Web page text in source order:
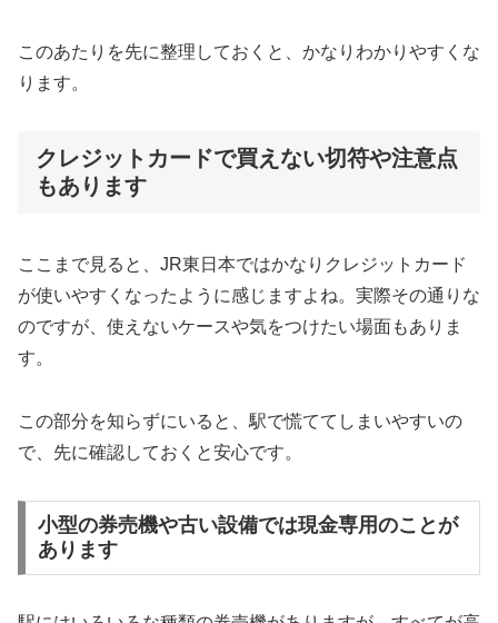
このあたりを先に整理しておくと、かなりわかりやすくな
ります。
クレジットカードで買えない切符や注意点
もあります
ここまで見ると、JR東日本ではかなりクレジットカード
が使いやすくなったように感じますよね。実際その通りな
のですが、使えないケースや気をつけたい場面もありま
す。
この部分を知らずにいると、駅で慌ててしまいやすいの
で、先に確認しておくと安心です。
小型の券売機や古い設備では現金専用のことが
あります